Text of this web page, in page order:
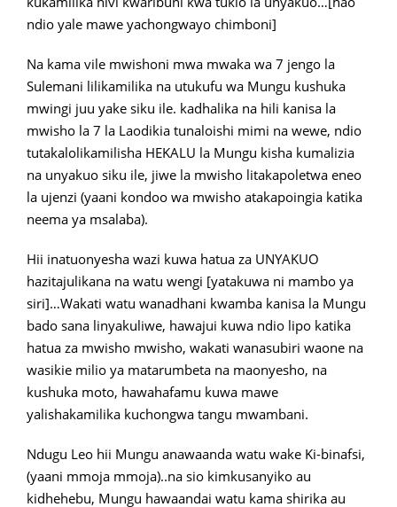
ndio yale mawe yachongwayo chimboni]
Na kama vile mwishoni mwa mwaka wa 7 jengo la
Sulemani lilikamilika na utukufu wa Mungu kushuka
mwingi juu yake siku ile. kadhalika na hili kanisa la
mwisho la 7 la Laodikia tunaloishi mimi na wewe, ndio
tutakalolikamilisha HEKALU la Mungu kisha kumalizia
na unyakuo siku ile, jiwe la mwisho litakapoletwa eneo
la ujenzi (yaani kondoo wa mwisho atakapoingia katika
neema ya msalaba).
Hii inatuonyesha wazi kuwa hatua za UNYAKUO
hazitajulikana na watu wengi [yatakuwa ni mambo ya
siri]…Wakati watu wanadhani kwamba kanisa la Mungu
bado sana linyakuliwe, hawajui kuwa ndio lipo katika
hatua za mwisho mwisho, wakati wanasubiri waone na
wasikie milio ya matarumbeta na maonyesho, na
kushuka moto, hawahafamu kuwa mawe
yalishakamilika kuchongwa tangu mwambani.
Ndugu Leo hii Mungu anawaanda watu wake Ki-binafsi,
(yaani mmoja mmoja)..na sio kimkusanyiko au
kidhehebu, Mungu hawaandai watu kama shirika au